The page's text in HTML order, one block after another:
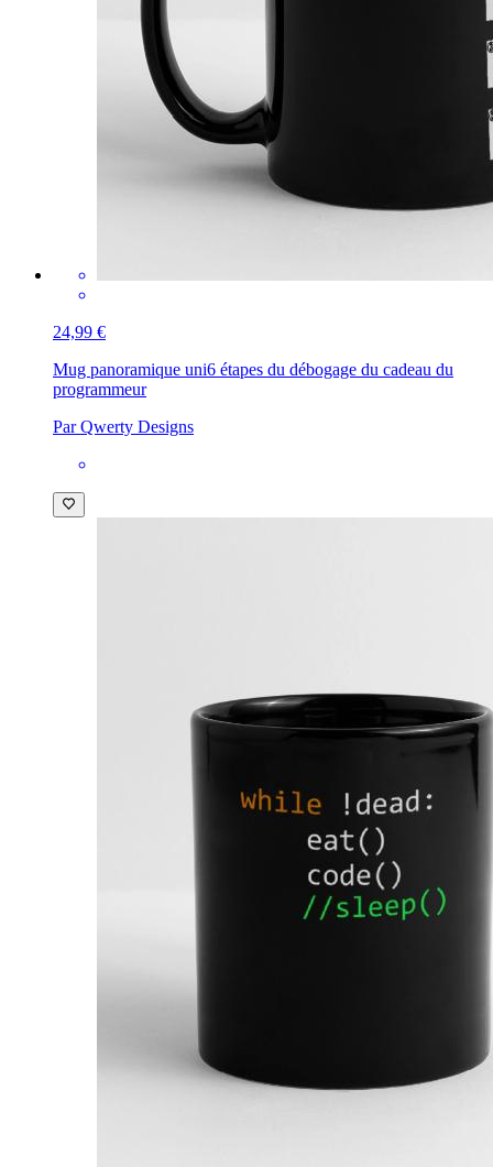
24,99 €
Mug panoramique uni6 étapes du débogage du cadeau du
programmeur
Par Qwerty Designs